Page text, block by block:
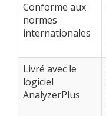
Conforme aux
normes
internationales
Livré avec le
logiciel
AnalyzerPlus